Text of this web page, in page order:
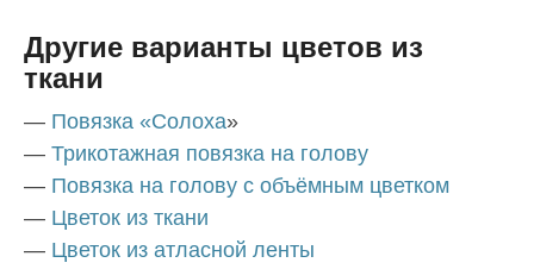
Другие варианты цветов из
ткани
— Повязка «Солоха»
— Трикотажная повязка на голову
— Повязка на голову с объёмным цветком
— Цветок из ткани
— Цветок из атласной ленты